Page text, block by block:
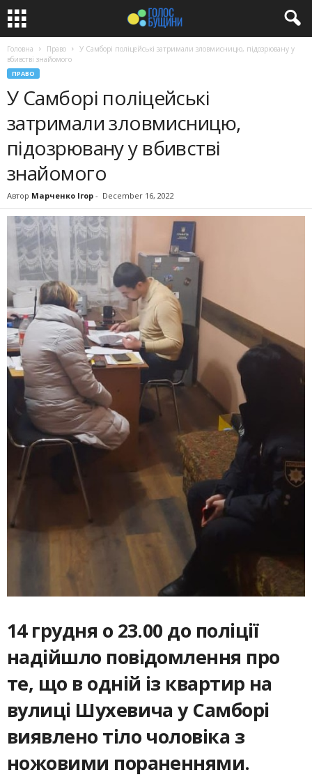
Головна Право
У Самборі поліцейські затримали зловмисницю, підозрювану у
вбивстві знайомого
ПРАВО
У Самборі поліцейські
затримали зловмисницю,
підозрювану у вбивстві
знайомого
Автор Марченко Ігор - December 16, 2022
14 грудня о 23.00 до поліції
надійшло повідомлення про
те, що в одній із квартир на
вулиці Шухевича у Самборі
виявлено тіло чоловіка з
ножовими пораненнями.